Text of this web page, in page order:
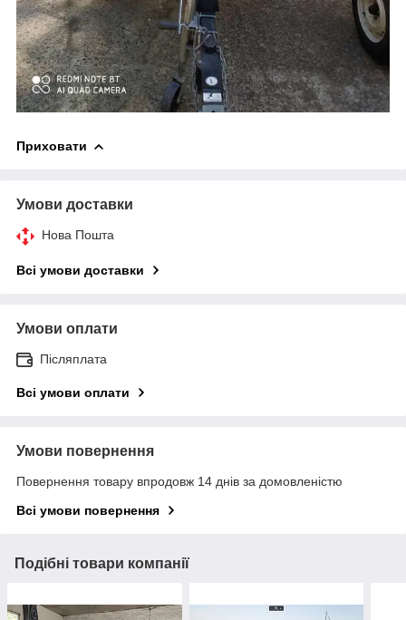
Приховати
Умови доставки
Нова Пошта
Всі умови доставки
Умови оплати
Післяплата
Всі умови оплати
Умови повернення
Повернення товару впродовж 14 днів за домовленістю
Всі умови повернення
Подібні товари компанії